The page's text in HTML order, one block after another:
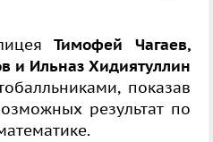
Тимофей Чагаев,
и Ильназ Хидиятуллин
показав
результат по